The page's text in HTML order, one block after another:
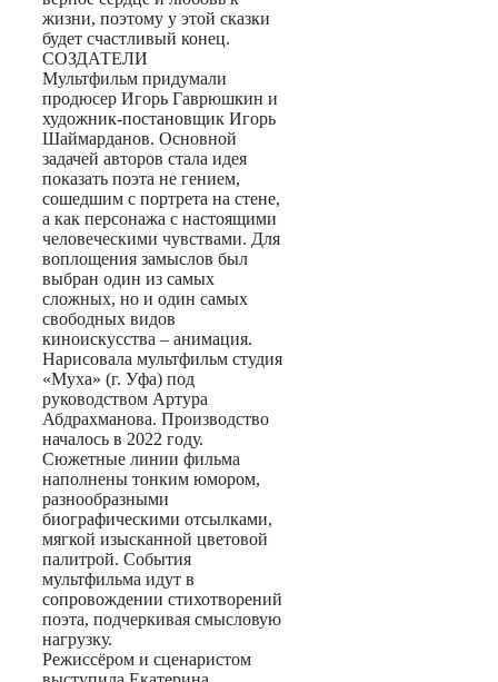
жизни, поэтому у этой сказки
будет счастливый конец.
СОЗДАТЕЛИ
Мультфильм придумали
продюсер Игорь Гаврюшкин и
художник-постановщик Игорь
Шаймарданов. Основной
задачей авторов стала идея
показать поэта не гением,
сошедшим с портрета на стене,
а как персонажа с настоящими
человеческими чувствами. Для
воплощения замыслов был
выбран один из самых
сложных, но и один самых
свободных видов
киноискусства – анимация.
Нарисовала мультфильм студия
«Муха» (г. Уфа) под
руководством Артура
Абдрахманова. Производство
началось в 2022 году.
Сюжетные линии фильма
наполнены тонким юмором,
разнообразными
биографическими отсылками,
мягкой изысканной цветовой
палитрой. События
мультфильма идут в
сопровождении стихотворений
поэта, подчеркивая смысловую
нагрузку.
Режиссёром и сценаристом